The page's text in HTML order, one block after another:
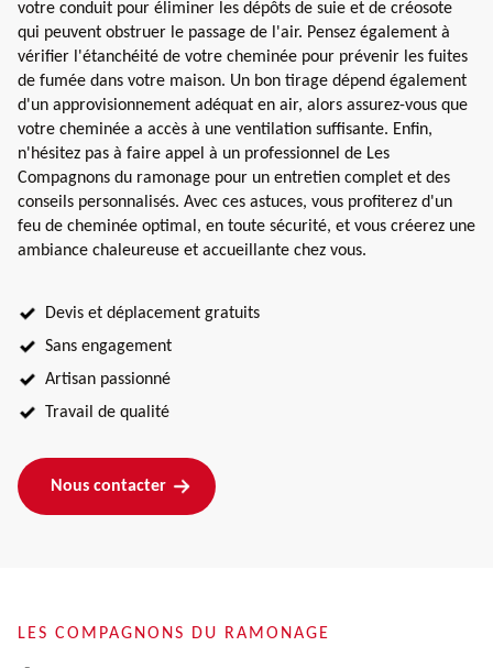
votre conduit pour éliminer les dépôts de suie et de créosote
qui peuvent obstruer le passage de l'air. Pensez également à
vérifier l'étanchéité de votre cheminée pour prévenir les fuites
de fumée dans votre maison. Un bon tirage dépend également
d'un approvisionnement adéquat en air, alors assurez-vous que
votre cheminée a accès à une ventilation suffisante. Enfin,
n'hésitez pas à faire appel à un professionnel de Les
Compagnons du ramonage pour un entretien complet et des
conseils personnalisés. Avec ces astuces, vous profiterez d'un
feu de cheminée optimal, en toute sécurité, et vous créerez une
ambiance chaleureuse et accueillante chez vous.
Devis et déplacement gratuits
Sans engagement
Artisan passionné
Travail de qualité
Nous contacter
LES COMPAGNONS DU RAMONAGE